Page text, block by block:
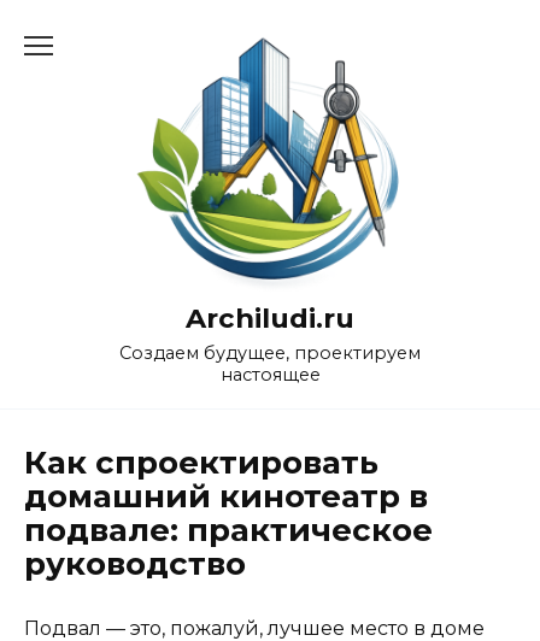
Archiludi.ru
Создаем будущее, проектируем
настоящее
Как спроектировать
домашний кинотеатр в
подвале: практическое
руководство
Подвал — это, пожалуй, лучшее место в доме